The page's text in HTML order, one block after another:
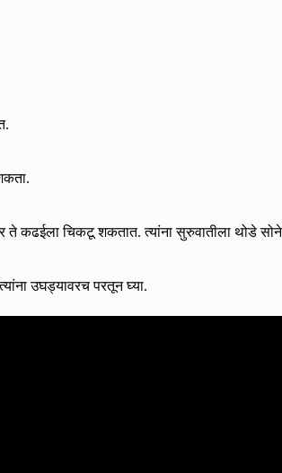
कढईला चिकटू शकतात. त्यांना सुरुवातीला थोडे
उघड्यावरच परतून घ्या.